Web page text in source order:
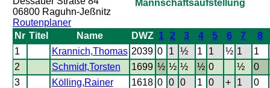
06800 Raguhn-Jeßnitz
Routenplaner
Mannschaftsaufstellung
Nr Titel Name DWZ 1 2 3 4 5 6 7
8
1
Krannich,Thomas 2039 0 1 ½ 1 1 ½ 1
1
2
Schmidt,Torsten 1699 ½ ½ ½ ½ 0 ½
0
3
Kölling,Rainer 1618 0 0 0 1 0 + 1
0